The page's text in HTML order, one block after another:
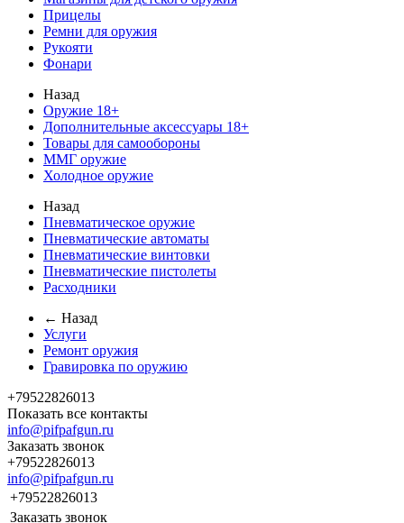
Прицелы
Ремни для оружия
Рукояти
Фонари
Назад
Оружие 18+
Дополнительные аксессуары 18+
Товары для самообороны
ММГ оружие
Холодное оружие
Назад
Пневматическое оружие
Пневматические автоматы
Пневматические винтовки
Пневматические пистолеты
Расходники
← Назад
Услуги
Ремонт оружия
Гравировка по оружию
+79522826013
Показать все контакты
info@pifpafgun.ru
Заказать звонок
+79522826013
info@pifpafgun.ru
+79522826013
Заказать звонок